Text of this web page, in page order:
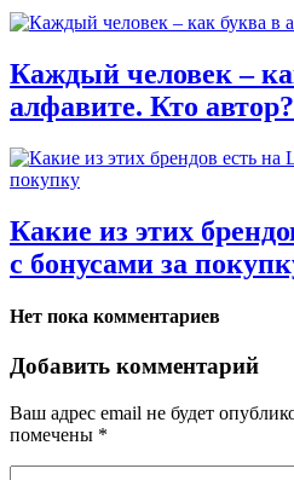
Каждый человек –
алфавите. Кто автор?
Какие из этих
с бонусами за
Нет пока комментариев
Добавить комментарий
Ваш адрес email не будет
помечены *